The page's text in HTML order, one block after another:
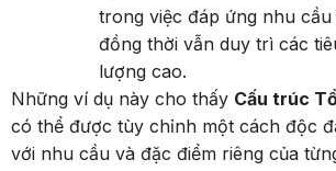
trong việc đáp ứng nhu cầu
đồng thời vẫn duy trì các
lượng cao.
Những ví dụ này cho thấy Cấu trúc
có thể được tùy chỉnh một cách độc
với nhu cầu và đặc điểm riêng của